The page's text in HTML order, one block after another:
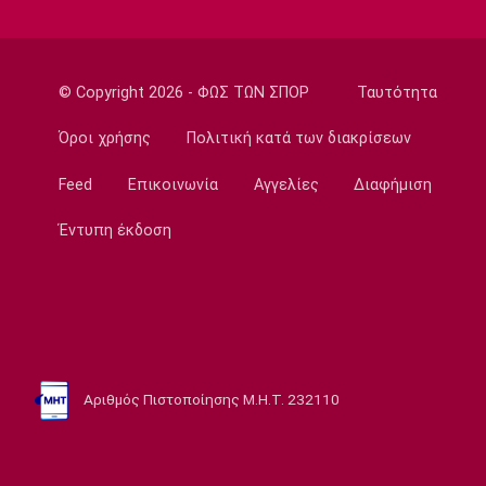
Γ Εθνική
13:50
Εθνικές Μπάσκετ
Σκούμα: «Είμαστε ενωμένες και
προετοιμασμένες»
Super League 2
© Copyright 2026 - ΦΩΣ ΤΩΝ ΣΠΟΡ Ταυτότητα
Όροι χρήσης Πολιτική κατά των διακρίσεων
Feed Επικοινωνία Αγγελίες Διαφήμιση
Έντυπη έκδοση
Αριθμός Πιστοποίησης Μ.Η.Τ. 232110